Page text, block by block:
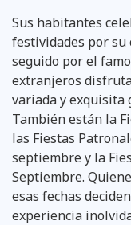
Sus habitantes
festividades por su
seguido por el
extranjeros
variada y exquisita
También están la
las Fiestas
septiembre y la
Septiembre.
esas fechas
experiencia